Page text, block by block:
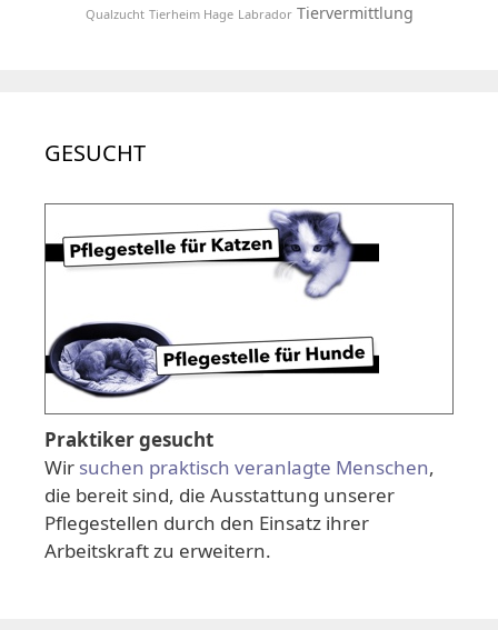
Qualzucht Tierheim Hage Labrador Tiervermittlung
GESUCHT
Praktiker gesucht
Wir suchen praktisch veranlagte Menschen,
die bereit sind, die Ausstattung unserer
Pflegestellen durch den Einsatz ihrer
Arbeitskraft zu erweitern.